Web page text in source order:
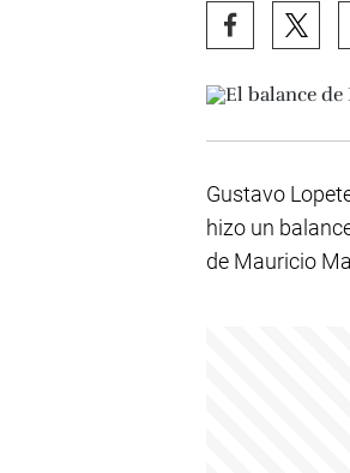
Gustavo
hizo un
de Mauricio